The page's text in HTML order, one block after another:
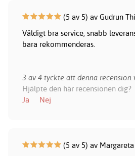
(5 av 5) av Gudrun
Väldigt bra service, snabb
bara rekommenderas.
3 av 4 tyckte att denna recension
Hjälpte den här recensionen dig?
Ja
Nej
(5 av 5) av Margareta